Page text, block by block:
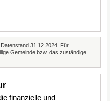
31.12.2024. Für
Gemeinde bzw. das zuständige
finanzielle und